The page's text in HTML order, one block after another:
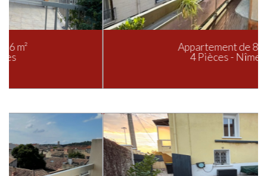
Appartement de 81 m²